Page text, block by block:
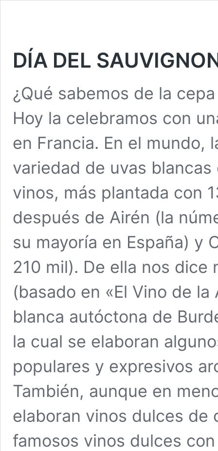
DÍA DEL
¿Qué sabemos de la
Hoy la celebramos con
en Francia. En el mundo,
variedad de uvas
vinos, más plantada con
después de Airén (la
su mayoría en España) y
210 mil). De ella nos
(basado en «El Vino de
blanca autóctona de
la cual se elaboran
populares y expresivos
También, aunque en
elaboran vinos dulces de
famosos vinos dulces